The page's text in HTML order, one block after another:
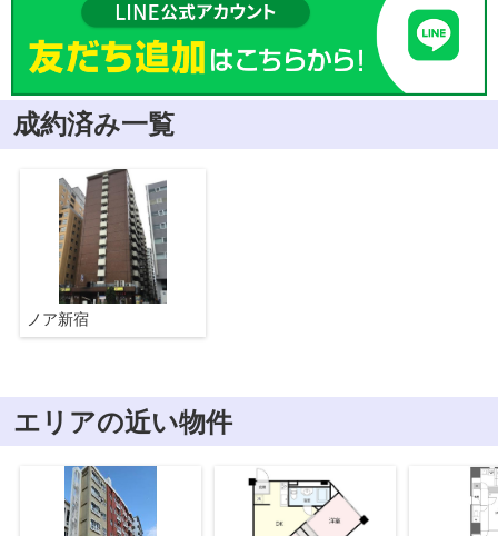
成約済み一覧
ノア新宿
エリアの近い物件